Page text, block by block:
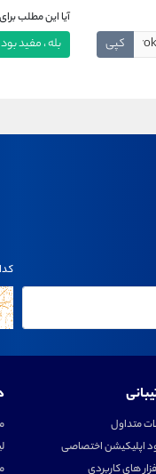
کپی
آیا این مطلب
بله ، مفید بود
متداول
اپلیکیشن اختصاصی
های کاربردی